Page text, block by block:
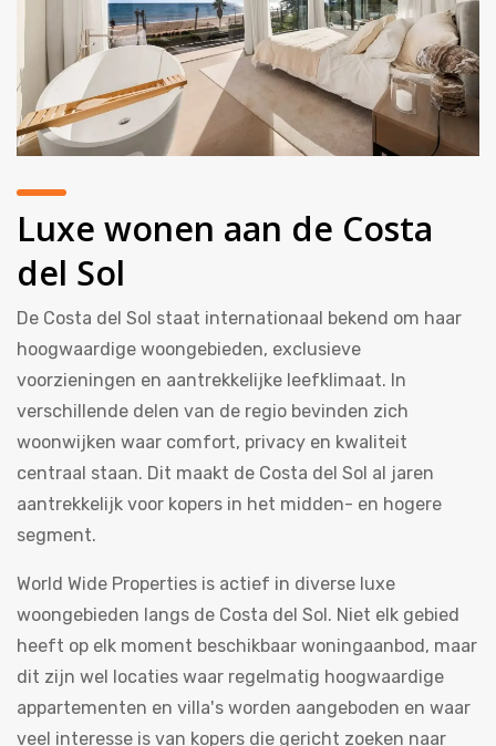
Luxe wonen aan de Costa
del Sol
De Costa del Sol staat internationaal bekend om haar
hoogwaardige woongebieden, exclusieve
voorzieningen en aantrekkelijke leefklimaat. In
verschillende delen van de regio bevinden zich
woonwijken waar comfort, privacy en kwaliteit
centraal staan. Dit maakt de Costa del Sol al jaren
aantrekkelijk voor kopers in het midden- en hogere
segment.
World Wide Properties is actief in diverse luxe
woongebieden langs de Costa del Sol. Niet elk gebied
heeft op elk moment beschikbaar woningaanbod, maar
dit zijn wel locaties waar regelmatig hoogwaardige
appartementen en villa's worden aangeboden en waar
veel interesse is van kopers die gericht zoeken naar